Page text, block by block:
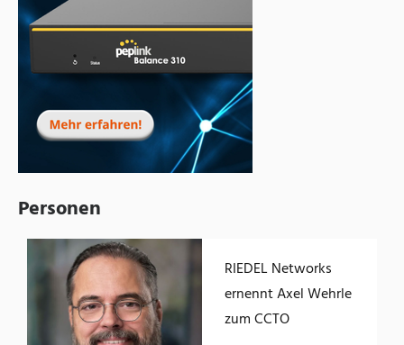
Personen
RIEDEL Networks
ernennt Axel Wehrle
zum CCTO